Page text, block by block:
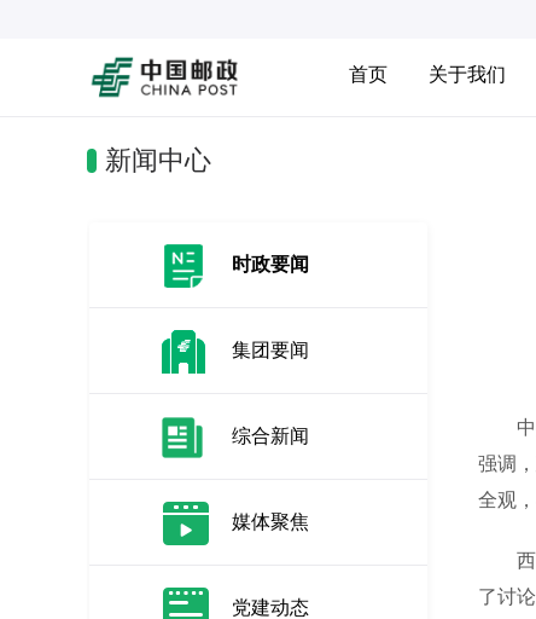
首页 关于我们
新闻中心
时政要闻
集团要闻
综合新闻
媒体聚焦
党建动态
中共
强调
全观
西南
了讨论